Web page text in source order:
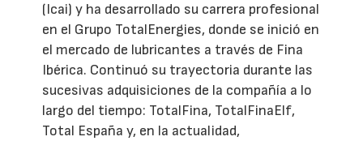
(Icai) y ha desarrollado su carrera profesional
en el Grupo TotalEnergies, donde se inició en
el mercado de lubricantes a través de Fina
Ibérica. Continuó su trayectoria durante las
sucesivas adquisiciones de la compañía a lo
largo del tiempo: TotalFina, TotalFinaElf,
Total España y, en la actualidad,